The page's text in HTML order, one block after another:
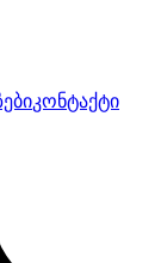
კონტაქტი